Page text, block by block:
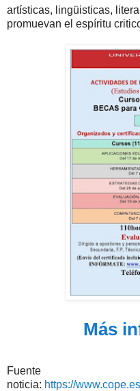
artísticas, lingüisticas,
promuevan el espíritu
Más
Fuente
noticia: https://